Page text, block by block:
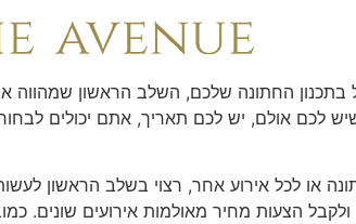
אירועים
החתונה שלכם, השלב הראשון שמהווה
אולם, יש לכם תאריך, אתם יכולים לבחור
או לכל אירוע אחר, רצוי בשלב הראשון
הצעות מחיר מאולמות אירועים שונים.